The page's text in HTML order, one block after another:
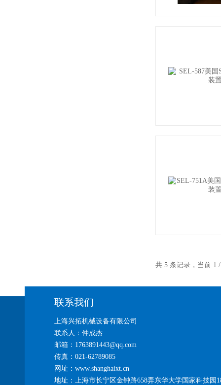
共 5 条记录，当前
联系我们
上海兴拓机械设备有限公司
联系人：仲成杰
邮箱：1763891443@qq.com
传真：021-62789085
网址：www.shanghaixt.cn
地址：上海市长宁区金钟路658弄东华大学国家科技园